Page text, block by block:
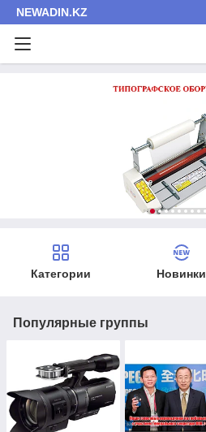
NEWADIN.KZ
Категории Новинки
Популярные группы